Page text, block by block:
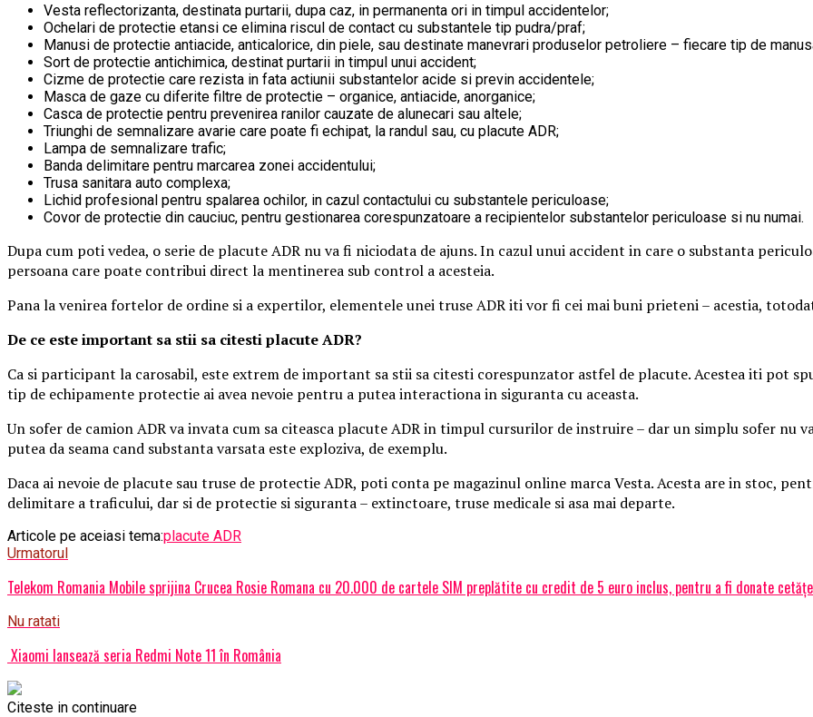
Vesta reflectorizanta, destinata purtarii, dupa caz, in permanenta ori in timpul accidentelor;
Ochelari de protectie etansi ce elimina riscul de contact cu substantele tip pudra/praf;
Manusi de protectie antiacide, anticalorice, din piele, sau destinate manevrari produselor petroliere – fiecare tip de
Sort de protectie antichimica, destinat purtarii in timpul unui accident;
Cizme de protectie care rezista in fata actiunii substantelor acide si previn accidentele;
Masca de gaze cu diferite filtre de protectie – organice, antiacide, anorganice;
Casca de protectie pentru prevenirea ranilor cauzate de alunecari sau altele;
Triunghi de semnalizare avarie care poate fi echipat, la randul sau, cu placute ADR;
Lampa de semnalizare trafic;
Banda delimitare pentru marcarea zonei accidentului;
Trusa sanitara auto complexa;
Lichid profesional pentru spalarea ochilor, in cazul contactului cu substantele periculoase;
Covor de protectie din cauciuc, pentru gestionarea corespunzatoare a recipientelor substantelor periculoase si nu numai.
Dupa cum poti vedea, o serie de placute ADR nu va fi niciodata de ajuns. In cazul unui accident in care o substanta
persoana care poate contribui direct la mentinerea sub control a acesteia.
Pana la venirea fortelor de ordine si a expertilor, elementele unei truse ADR iti vor fi cei mai buni prieteni – acestia,
De ce este important sa stii sa citesti placute ADR?
Ca si participant la carosabil, este extrem de important sa stii sa citesti corespunzator astfel de placute. Acestea iti pot
tip de echipamente protectie ai avea nevoie pentru a putea interactiona in siguranta cu aceasta.
Un sofer de camion ADR va invata cum sa citeasca placute ADR in timpul cursurilor de instruire – dar un simplu sofer nu
putea da seama cand substanta varsata este exploziva, de exemplu.
Daca ai nevoie de placute sau truse de protectie ADR, poti conta pe magazinul online marca Vesta. Acesta are in stoc,
delimitare a traficului, dar si de protectie si siguranta – extinctoare, truse medicale si asa mai departe.
Articole pe aceiasi tema:placute ADR
Urmatorul
Telekom Romania Mobile sprijina Crucea Rosie Romana cu 20.000 de cartele SIM preplătite cu credit de 5 euro inclus, pentru a fi donate
Nu ratati
Xiaomi lansează seria Redmi Note 11 în România
Citeste in continuare